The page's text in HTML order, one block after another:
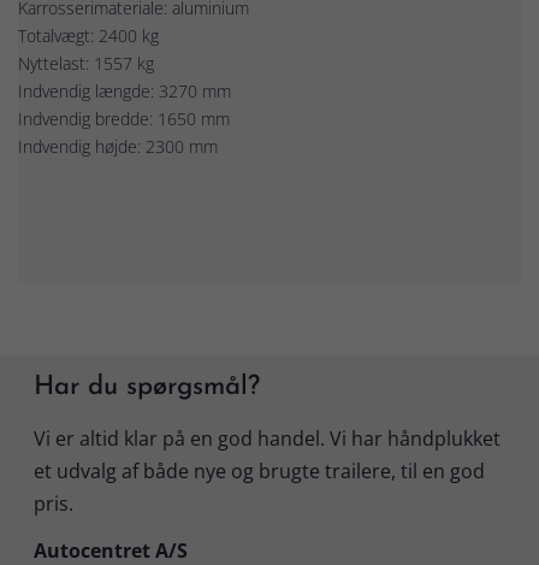
Karrosserimateriale: aluminium
Totalvægt: 2400 kg
Nyttelast: 1557 kg
Indvendig længde: 3270 mm
Indvendig bredde: 1650 mm
Indvendig højde: 2300 mm
Har du spørgsmål?
Vi er altid klar på en god handel. Vi har håndplukket
et udvalg af både nye og brugte trailere, til en god
pris.
Autocentret A/S